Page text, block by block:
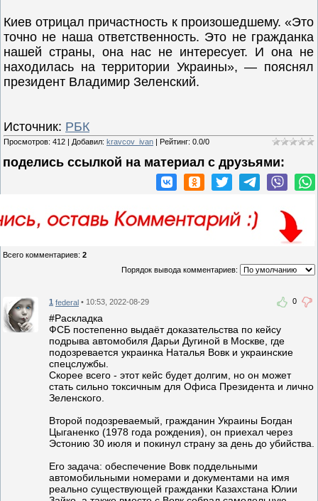
Киев отрицал причастность к произошедшему. «Это
точно не наша ответственность. Это не гражданка
нашей страны, она нас не интересует. И она не
находилась на территории Украины», — пояснял
президент Владимир Зеленский.
Источник: РБК
Просмотров: 412 | Добавил: kravcov_ivan | Рейтинг: 0.0/0
поделись ссылкой на материал c друзьями:
Всего комментариев: 2
Порядок вывода комментариев:
0
1 federal • 10:53, 2022-08-29
#Раскладка
ФСБ постепенно выдаёт доказательства по кейсу
подрыва автомобиля Дарьи Дугиной в Москве, где
подозревается украинка Наталья Вовк и украинские
спецслужбы.
Скорее всего - этот кейс будет долгим, но он может
стать сильно токсичным для Офиса Президента и лично
Зеленского.
Второй подозреваемый, гражданин Украины Богдан
Цыганенко (1978 года рождения), он приехал через
Эстонию 30 июля и покинул страну за день до убийства.
Его задача: обеспечение Вовк поддельными
автомобильными номерами и документами на имя
реально существующей гражданки Казахстана Юлии